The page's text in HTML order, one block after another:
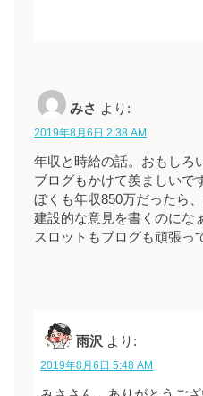
みさ より:
2019年8月6日 2:38 AM
年収と時給の話。おもしろ
ブログもかけて羨ましいで
ぼくも年収850万だったら
建設的な意見を書くのにな
スロットもブログも頑張っ
雨沢 より:
2019年8月6日 5:48 AM